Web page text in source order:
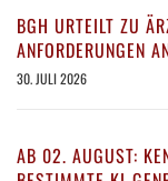
BGH URTEILT ZU
ANFORDERUNGEN
30. JULI 2026
AB 02. AUGUST: